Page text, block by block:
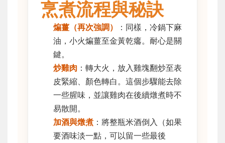
烹煮流程與秘訣
煸薑（再次強調）
：同樣，冷鍋下麻
油，小火煸薑至金黃乾癟。耐心是關
鍵。
炒雞肉 ：轉大火，放入雞塊翻炒至表
皮緊縮、顏色轉白。這個步驟能去除
一些腥味，並讓雞肉在後續燉煮時不
易散開。
加酒與燉煮 ：將整瓶米酒倒入（如果
要酒味淡一點，可以留一些最後